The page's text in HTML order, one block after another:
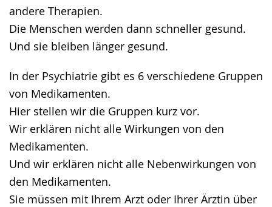
andere Therapien.
Die Menschen werden dann schneller gesund.
Und sie bleiben länger gesund.
In der Psychiatrie gibt es 6 verschiedene Gruppen
von Medikamenten.
Hier stellen wir die Gruppen kurz vor.
Wir erklären nicht alle Wirkungen von den
Medikamenten.
Und wir erklären nicht alle Nebenwirkungen von
den Medikamenten.
Sie müssen mit Ihrem Arzt oder Ihrer Ärztin über